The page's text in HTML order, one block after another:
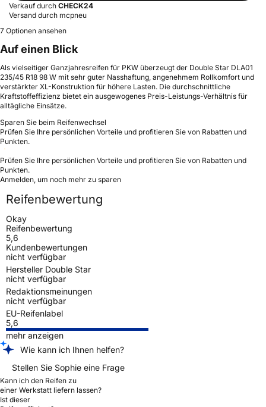
Verkauf durch CHECK24
Versand durch mcpneu
7 Optionen ansehen
Auf einen Blick
Als vielseitiger Ganzjahresreifen für PKW überzeugt der Double Star DLA01
235/45 R18 98 W mit sehr guter Nasshaftung, angenehmem Rollkomfort und
verstärkter XL-Konstruktion für höhere Lasten. Die durchschnittliche
Kraftstoffeffizienz bietet ein ausgewogenes Preis-Leistungs-Verhältnis für
alltägliche Einsätze.
Sparen Sie beim Reifenwechsel
Prüfen Sie Ihre persönlichen Vorteile und profitieren Sie von Rabatten und
Punkten.
Prüfen Sie Ihre persönlichen Vorteile und profitieren Sie von Rabatten und
Punkten.
Anmelden, um noch mehr zu sparen
Reifenbewertung
Okay
Reifenbewertung
5,6
Kundenbewertungen
nicht verfügbar
Hersteller Double Star
nicht verfügbar
Redaktionsmeinungen
nicht verfügbar
EU-Reifenlabel
5,6
mehr anzeigen
Wie kann ich Ihnen helfen?
Stellen Sie Sophie eine Frage
Kann ich den Reifen zu
einer Werkstatt liefern lassen?
Ist dieser